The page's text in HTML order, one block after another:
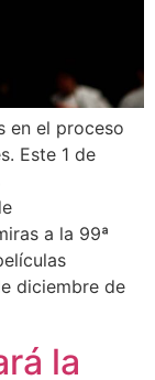
en el proceso
Este 1 de
a la 99ª
diciembre de
la